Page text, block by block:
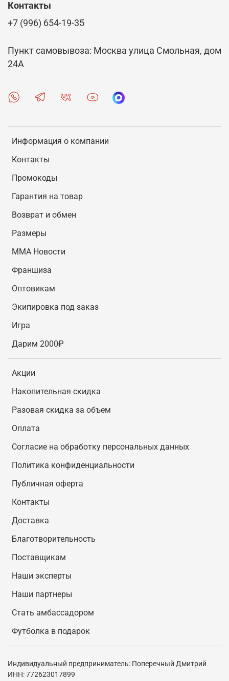
Информация о компании
Контакты
Промокоды
Гарантия на товар
Возврат и обмен
Размеры
MMA Новости
Франшиза
Оптовикам
Экипировка под заказ
Игра
Дарим 2000₽
Акции
Накопительная скидка
Разовая скидка за объем
Оплата
Согласие на обработку персональных данных
Политика конфиденциальности
Публичная оферта
Контакты
Доставка
Благотворительность
Поставщикам
Наши эксперты
Наши партнеры
Стать амбассадором
Футболка в подарок
Контакты
+7 (996) 654-19-35
Пункт самовывоза: Москва улица Смольная, дом
24А
Индивидуальный предприниматель: Поперечный Дмитрий
ИНН: 772623017899